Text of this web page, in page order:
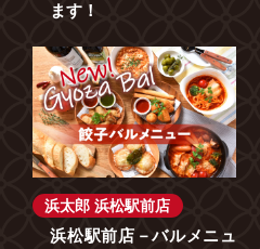
ます！
浜太郎 浜松駅前店
浜松駅前店－バルメニュ